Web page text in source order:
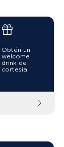
Obtén un
welcome
drink de
cortesía.